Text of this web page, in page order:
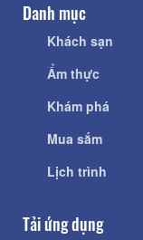
Danh mục
Khách sạn
Ẩm thực
Khám phá
Mua sắm
Lịch trình
Tải ứng dụng